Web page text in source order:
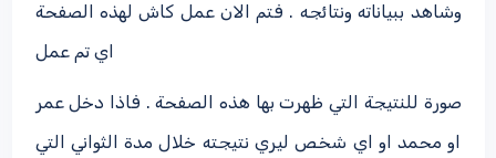
وشاهد ببياناته ونتائجه . فتم الان عمل كاش لهذه الصفحة
اي تم عمل
صورة للنتيجة التي ظهرت بها هذه الصفحة . فاذا دخل عمر
او محمد او اي شخص ليري نتيجته خلال مدة الثواني التي